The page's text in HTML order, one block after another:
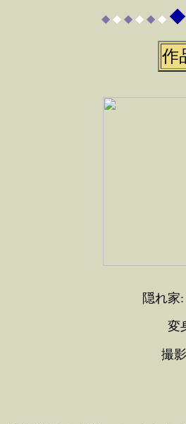
◆ ◆ ◆ ◆ ◆ ◆ ◆
作
隠れ家
変
撮